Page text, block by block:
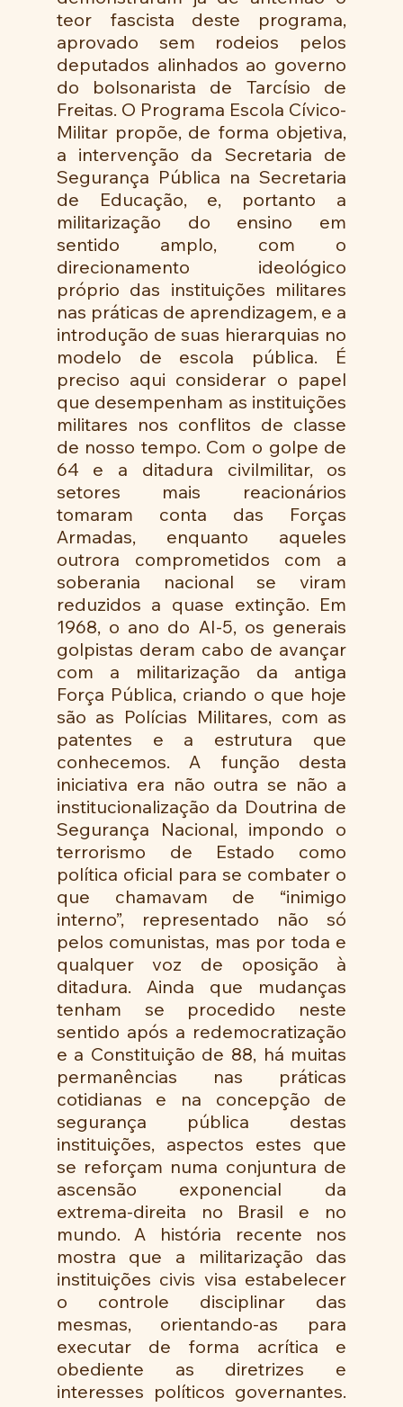
teor fascista deste programa,
aprovado sem rodeios pelos
deputados alinhados ao governo
do bolsonarista de Tarcísio de
Freitas. O Programa Escola Cívico-
Militar propõe, de forma objetiva,
a intervenção da Secretaria de
Segurança Pública na Secretaria
de Educação, e, portanto a
militarização do ensino em
sentido amplo, com o
direcionamento ideológico
próprio das instituições militares
nas práticas de aprendizagem, e a
introdução de suas hierarquias no
modelo de escola pública. É
preciso aqui considerar o papel
que desempenham as instituições
militares nos conflitos de classe
de nosso tempo. Com o golpe de
64 e a ditadura civilmilitar, os
setores mais reacionários
tomaram conta das Forças
Armadas, enquanto aqueles
outrora comprometidos com a
soberania nacional se viram
reduzidos a quase extinção. Em
1968, o ano do AI-5, os generais
golpistas deram cabo de avançar
com a militarização da antiga
Força Pública, criando o que hoje
são as Polícias Militares, com as
patentes e a estrutura que
conhecemos. A função desta
iniciativa era não outra se não a
institucionalização da Doutrina de
Segurança Nacional, impondo o
terrorismo de Estado como
política oficial para se combater o
que chamavam de “inimigo
interno”, representado não só
pelos comunistas, mas por toda e
qualquer voz de oposição à
ditadura. Ainda que mudanças
tenham se procedido neste
sentido após a redemocratização
e a Constituição de 88, há muitas
permanências nas práticas
cotidianas e na concepção de
segurança pública destas
instituições, aspectos estes que
se reforçam numa conjuntura de
ascensão exponencial da
extrema-direita no Brasil e no
mundo. A história recente nos
mostra que a militarização das
instituições civis visa estabelecer
o controle disciplinar das
mesmas, orientando-as para
executar de forma acrítica e
obediente as diretrizes e
interesses políticos governantes.